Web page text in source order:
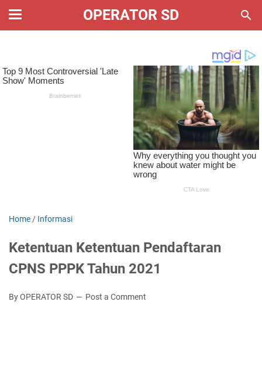
OPERATOR SD
Home/ Informasi
Ketentuan Ketentuan Pendaftaran
CPNS PPPK Tahun 2021
By OPERATOR SD Post a Comment